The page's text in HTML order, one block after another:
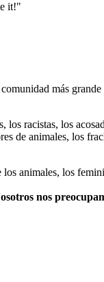
it!"
más
los racistas, los
de animales, los
los animales, los
nos